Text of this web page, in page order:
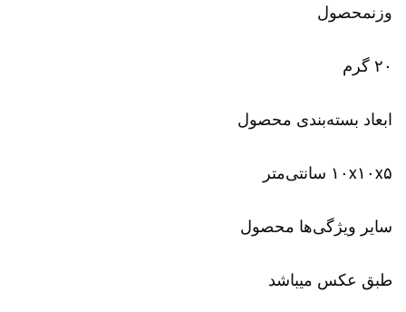
وزنمحصول
۲۰ گرم
ابعاد بسته‌بندی محصول
۱۰x۱۰x۵ سانتی‌متر
سایر ویژگی‌ها محصول
طبق عکس میباشد